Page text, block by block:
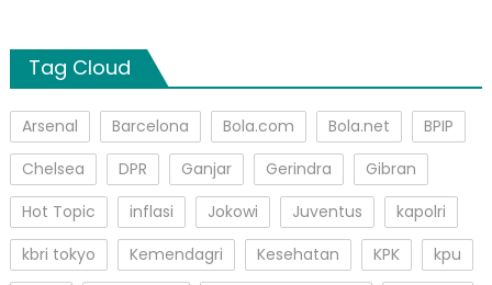
Tag Cloud
Arsenal Barcelona Bola.com Bola.net
BPIP
Chelsea
DPR Ganjar Gerindra
Gibran
Hot Topic
inflasi Jokowi Juventus
kapolri
kbri tokyo
Kemendagri Kesehatan KPK
kpu